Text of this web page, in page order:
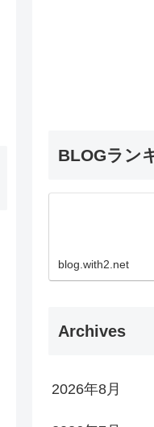
BLOGラン
blog.with2.net
Archives
2026年8月